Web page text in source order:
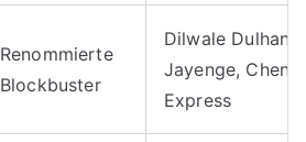
Renommierte
Blockbuster
Dilwale
Jayenge,
Express